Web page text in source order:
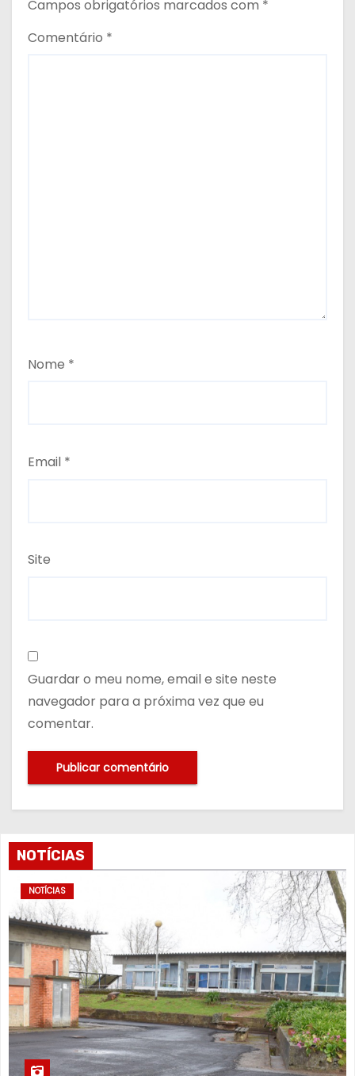
Campos obrigatórios marcados com *
Comentário *
Nome *
Email *
Site
Guardar o meu nome, email e site neste
navegador para a próxima vez que eu
comentar.
NOTÍCIAS
NOTÍCIAS